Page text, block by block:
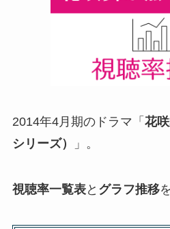
2014年4月期のドラマ「 花
シリーズ）
」。
視聴率一覧表と グラフ推移